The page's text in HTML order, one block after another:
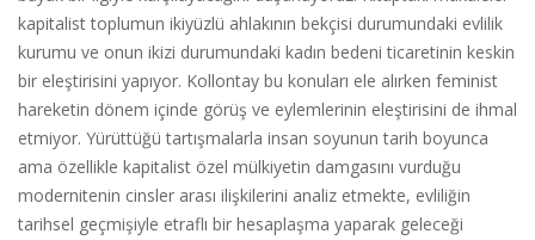
kapitalist toplumun ikiyüzlü ahlakının bekçisi durumundaki evlilik
kurumu ve onun ikizi durumundaki kadın bedeni ticaretinin keskin
bir eleştirisini yapıyor. Kollontay bu konuları ele alırken feminist
hareketin dönem içinde görüş ve eylemlerinin eleştirisini de ihmal
etmiyor. Yürüttüğü tartışmalarla insan soyunun tarih boyunca
ama özellikle kapitalist özel mülkiyetin damgasını vurduğu
modernitenin cinsler arası ilişkilerini analiz etmekte, evliliğin
tarihsel geçmişiyle etraflı bir hesaplaşma yaparak geleceği